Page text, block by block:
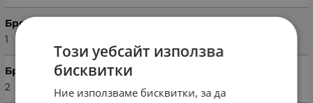
Брой пликове
1
Брой калъфки
2
Този уебсайт използва
бисквитки
Ние използваме бисквитки, за да